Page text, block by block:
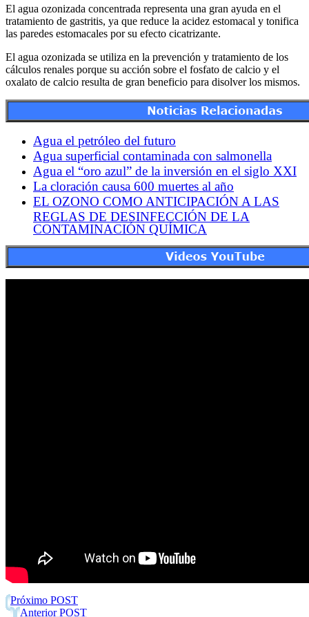
El agua ozonizada concentrada representa una gran ayuda en el
tratamiento de gastritis, ya que reduce la acidez estomacal y tonifica
las paredes estomacales por su efecto cicatrizante.
El agua ozonizada se utiliza en la prevención y tratamiento de los
cálculos renales porque su acción sobre el fosfato de calcio y el
oxalato de calcio resulta de gran beneficio para disolver los mismos.
Agua el petróleo del futuro
Agua superficial contaminada con salmonella
Agua el “oro azul” de la inversión en el siglo XXI
La cloración causa 600 muertes al año
EL OZONO COMO ANTICIPACIÓN A LAS
REGLAS DE DESINFECCIÓN DE LA
CONTAMINACIÓN QUÍMICA
Próximo POST
Anterior POST